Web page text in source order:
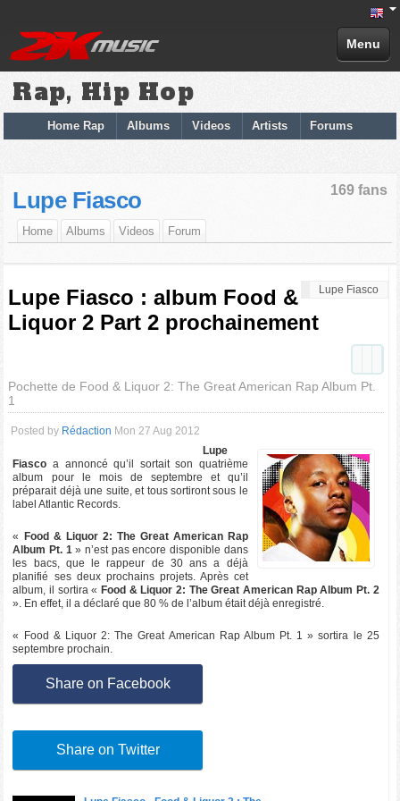
Menu
Rap, Hip Hop
Home Rap Albums Videos Artists Forums
169 fans
Lupe Fiasco
Home Albums Videos Forum
Lupe Fiasco
Lupe Fiasco : album Food &
Liquor 2 Part 2 prochainement
Pochette de Food & Liquor 2: The Great American Rap Album Pt.
1
Posted by Rédaction Mon 27 Aug 2012
Lupe
Fiasco a annoncé qu’il sortait son quatrième
album pour le mois de septembre et qu’il
préparait déjà une suite, et tous sortiront sous le
label Atlantic Records.
«
Food & Liquor 2: The Great American Rap
Album Pt. 1» n’est pas encore disponible dans
les bacs, que le rappeur de 30 ans a déjà
planifié ses deux prochains projets. Après cet
album, il sortira « Food & Liquor 2: The Great American Rap Album Pt. 2
». En effet, il a déclaré que 80 % de l’album était déjà enregistré.
« Food & Liquor 2: The Great American Rap Album Pt. 1 » sortira le 25
septembre prochain.
Share on Facebook
Share on Twitter